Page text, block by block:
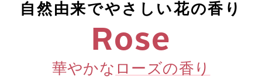
自然由来でやさしい花の香り
Rose
華やかな ローズの香り